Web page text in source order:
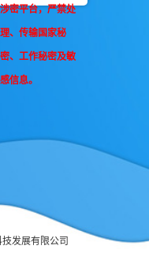
涉密平台，严禁处
理、传输国家秘
密、工作秘密及敏
感信息。
发展有限公司